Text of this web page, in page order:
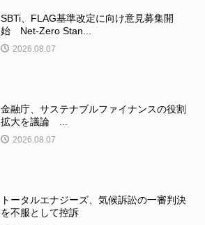
SBTi、FLAG基準改定に向け意見募集開
始 Net-Zero Stan...
2026.08.07
金融庁、サステナブルファイナンスの役割
拡大を議論 ...
2026.08.07
トータルエナジーズ、気候訴訟の一審判決
を不服として控訴